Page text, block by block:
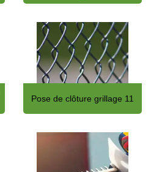
Pose de clôture grillage 11